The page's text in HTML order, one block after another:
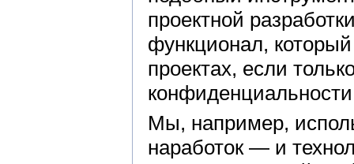
проектной
функционал,
проектах, если
Мы, например,
наработок — и